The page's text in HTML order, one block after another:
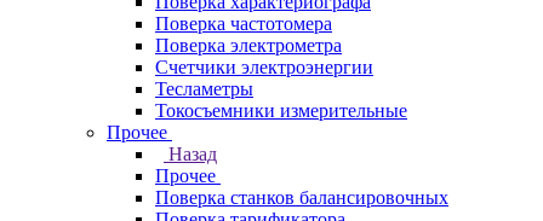
Поверка частотомера
Поверка электрометра
Счетчики электроэнергии
Тесламетры
Токосъемники измерительные
Прочее
Назад
Прочее
Поверка станков балансировочных